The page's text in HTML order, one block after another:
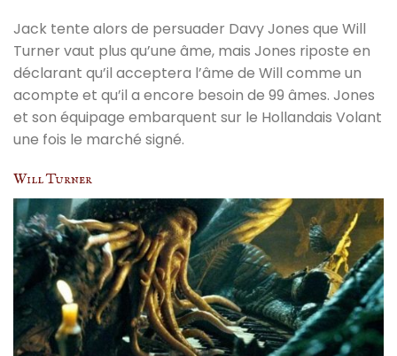
Jack tente alors de persuader Davy Jones que Will
Turner vaut plus qu’une âme, mais Jones riposte en
déclarant qu’il acceptera l’âme de Will comme un
acompte et qu’il a encore besoin de 99 âmes. Jones
et son équipage embarquent sur le Hollandais Volant
une fois le marché signé.
Will Turner